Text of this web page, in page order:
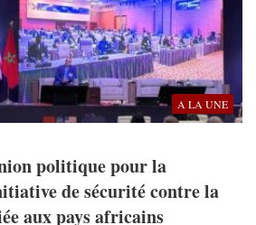
A LA UNE
politique pour la
de sécurité contre la
aux pays africains